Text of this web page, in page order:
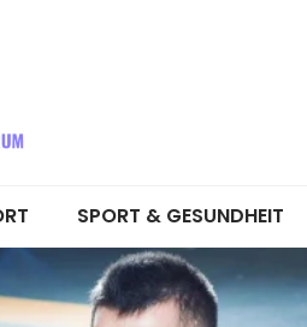
SPORT & GESUNDHEIT